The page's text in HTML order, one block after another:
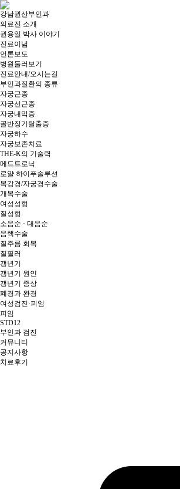
강남권산부인과
의료진 소개
권용일 박사 이야기
진료이념
언론보도
병원둘러보기
진료안내/오시는길
부인과질환의 종류
자궁근종
자궁선근종
자궁내막증
골반장기탈출증
자궁하수
자궁보존치료
THE-K의 기술력
메드트로닉
로얄 하이푸솔루션
복강경/자궁경수술
개복수술
여성성형
질성형
소음순 · 대음순
음핵수술
질주름 회복
질필러
갱년기
갱년기 원인
갱년기 증상
폐경과 완경
여성검진·피임
피임
STD12
부인과 검진
커뮤니티
공지사항
치료후기